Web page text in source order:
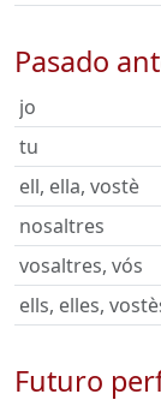
Pasado
jo
tu
ell, ella, vostè
nosaltres
vosaltres, vós
ells, elles,
Futuro